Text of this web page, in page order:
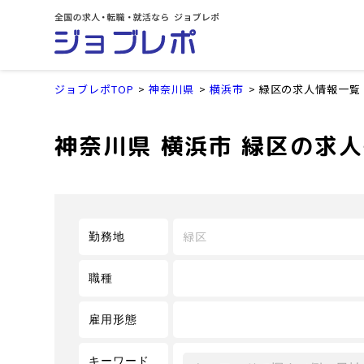
ジョブレポTOP 神奈川県 横浜市 緑区の求人情報一覧
神奈川県 横浜市 緑区の求
勤務地 緑区
職種
雇用形態
キーワード